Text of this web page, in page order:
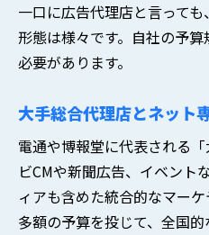
一口に広告代理店と言って
形態は様々です。自社の予
必要があります。
大手総合代理店とネット
電通や博報堂に代表される
ビCMや新聞広告、イベント
ィアも含めた統合的なマーケ
多額の予算を投じて、全国